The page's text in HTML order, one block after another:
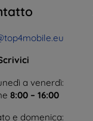
a venerdì:
8:00 – 16:00
e domenica: